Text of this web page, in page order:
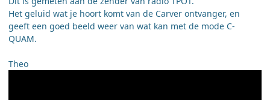
Het geluid wat je hoort komt van de Carver ontvanger, en
geeft een goed beeld weer van wat kan met de mode C-
QUAM.
Theo